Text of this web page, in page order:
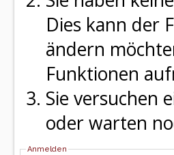
Dies kann der
ändern
Funktionen
Sie versuchen
oder warten
Anmelden